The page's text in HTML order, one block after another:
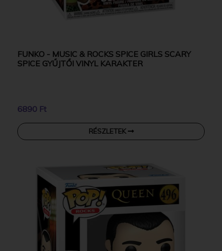
FUNKO - MUSIC & ROCKS SPICE GIRLS SCARY
SPICE GYŰJTŐI VINYL KARAKTER
6890 Ft
RÉSZLETEK